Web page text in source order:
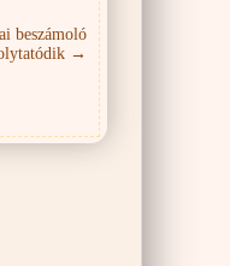
beszámoló
→